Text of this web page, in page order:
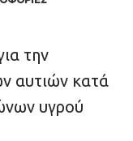
την
αυτιών κατά
υγρού